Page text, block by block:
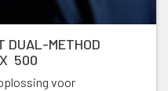
DUAL-METHOD
X 500
voor